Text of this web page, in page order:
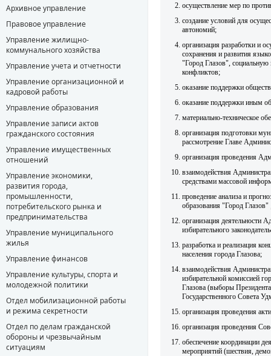
Архивное управление
Правовое управление
Управление жилищно-
коммунального хозяйства
Управление учета и отчетности
Управление организационной и
кадровой работы
Управление образования
Управление записи актов
гражданского состояния
Управление имущественных
отношений
Управление экономики,
развития города,
промышленности,
потребительского рынка и
предпринимательства
Управление муниципального
жилья
Управление финансов
Управление культуры, спорта и
молодежной политики
Отдел мобилизационной работы
и режима секретности
Отдел по делам гражданской
обороны и чрезвычайным
ситуациям
осуществление мер по
создание условий для
автономий;
организация разработки и
сохранения и развития
"Город Глазов",
конфликтов;
оказание поддержки
оказание поддержки иным
материально-техническое
организация подготовки
рассмотрение Главе
организация проведения
взаимодействия
средствами массовой
проведение анализа и
образования "Город Глазов"
организация деятельности
избирательного
разработка и реализация
населения города Глазова;
взаимодействия
избирательной комиссией
Глазова (выборы
Государственного Совета
организация проведения
организация проведения
обеспечение координации
мероприятий (шествия,